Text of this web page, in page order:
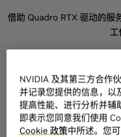
实时软
借助 Quadro RTX 驱动的服
工
NVIDIA 及其第三方合作
并记录您提供的信息，以
提高性能、进行分析并辅
即表示您同意我们使用
Cookie 政策中所述。您